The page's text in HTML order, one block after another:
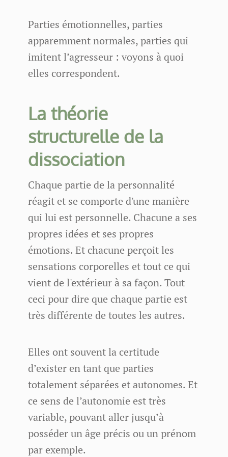
Parties émotionnelles, parties
apparemment normales, parties qui
imitent l’agresseur : voyons à quoi
elles correspondent.
La théorie
structurelle de la
dissociation
Chaque partie de la personnalité
réagit et se comporte d'une manière
qui lui est personnelle. Chacune a ses
propres idées et ses propres
émotions. Et chacune perçoit les
sensations corporelles et tout ce qui
vient de l'extérieur à sa façon. Tout
ceci pour dire que chaque partie est
très différente de toutes les autres.
Elles ont souvent la certitude
d’exister en tant que parties
totalement séparées et autonomes. Et
ce sens de l’autonomie est très
variable, pouvant aller jusqu’à
posséder un âge précis ou un prénom
par exemple.